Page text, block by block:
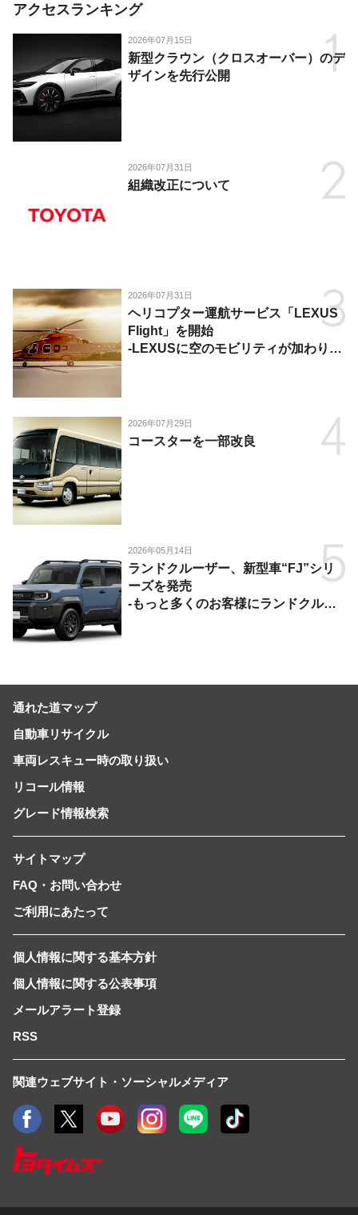
アクセスランキング
2026年07月15日
新型クラウン（クロスオーバー）のデ
ザインを先行公開
2026年07月31日
組織改正について
2026年07月31日
ヘリコプター運航サービス「LEXUS
Flight」を開始
-LEXUSに空のモビリティが加わり、
2026年07月29日
コースターを一部改良
2026年05月14日
ランドクルーザー、新型車“FJ”シリ
ーズを発売
-もっと多くのお客様にランドクルー
通れた道マップ
自動車リサイクル
車両レスキュー時の取り扱い
リコール情報
グレード情報検索
サイトマップ
FAQ・お問い合わせ
ご利用にあたって
個人情報に関する基本方針
個人情報に関する公表事項
メールアラート登録
RSS
関連ウェブサイト・ソーシャルメディア